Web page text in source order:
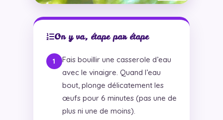
On y va, étape par étape
Fais bouillir une casserole d’eau
avec le vinaigre. Quand l’eau
bout, plonge délicatement les
œufs pour 6 minutes (pas une de
plus ni une de moins).